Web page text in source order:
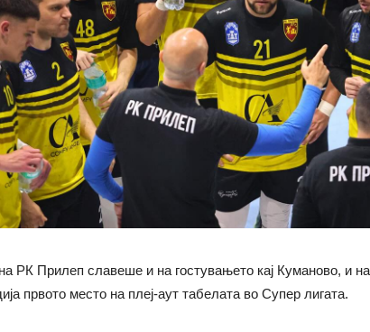
РК Прилеп славеше и на гостувањето кај Куманово, и
првото место на плеј-аут табелата во Супер лигата.